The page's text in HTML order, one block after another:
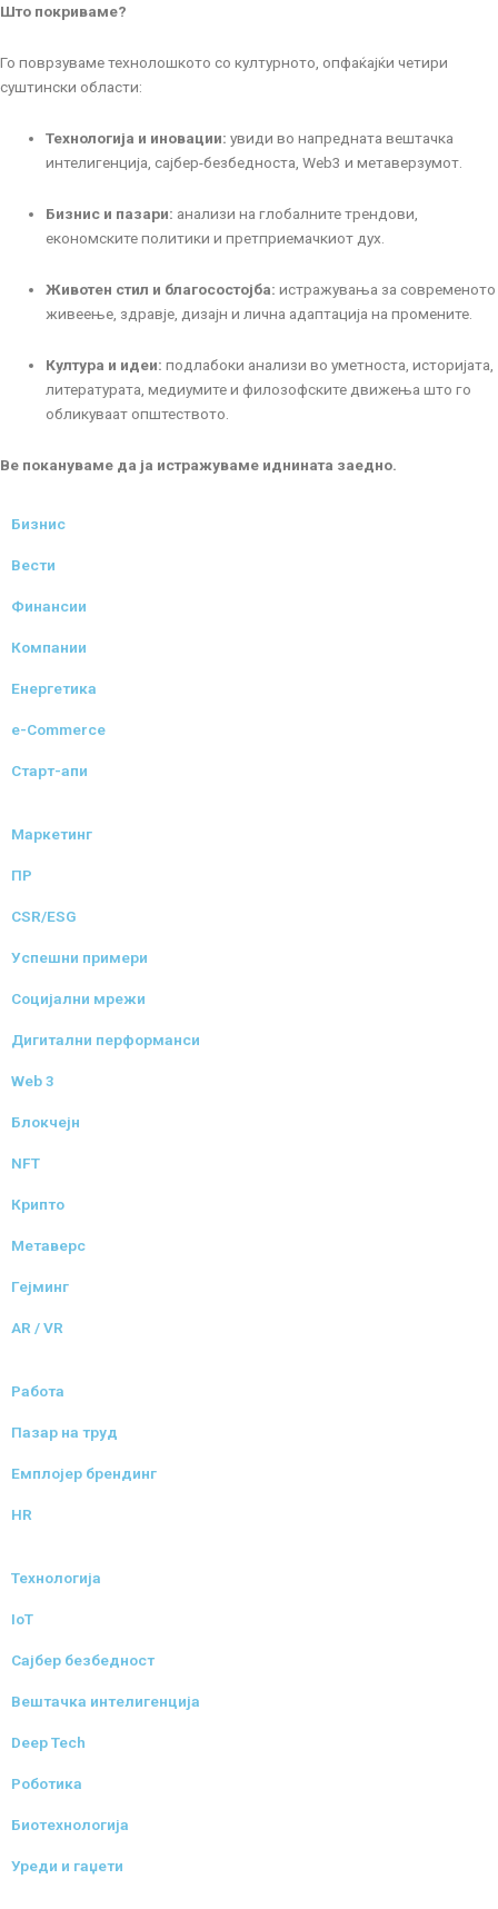
Што покриваме?
Го поврзуваме технолошкото со културното, опфаќајќи четири
суштински области:
Технологија и иновации: увиди во напредната вештачка
интелигенција, сајбер-безбедноста, Web3 и метаверзумот.
Бизнис и пазари: анализи на глобалните трендови,
економските политики и претприемачкиот дух.
Животен стил и благосостојба: истражувања за современото
живеење, здравје, дизајн и лична адаптација на промените.
Култура и идеи: подлабоки анализи во уметноста, историјата,
литературата, медиумите и филозофските движења што го
обликуваат општеството.
Ве покануваме да ја истражуваме иднината заедно.
Бизнис
Вести
Финансии
Компании
Енергетика
e-Commerce
Старт-апи
Маркетинг
ПР
CSR/ESG
Успешни примери
Социјални мрежи
Дигитални перформанси
Web 3
Блокчејн
NFT
Крипто
Метаверс
Гејминг
AR / VR
Работа
Пазар на труд
Емплојер брендинг
HR
Технологија
IoT
Сајбер безбедност
Вештачка интелигенција
Deep Tech
Роботика
Биотехнологија
Уреди и гаџети